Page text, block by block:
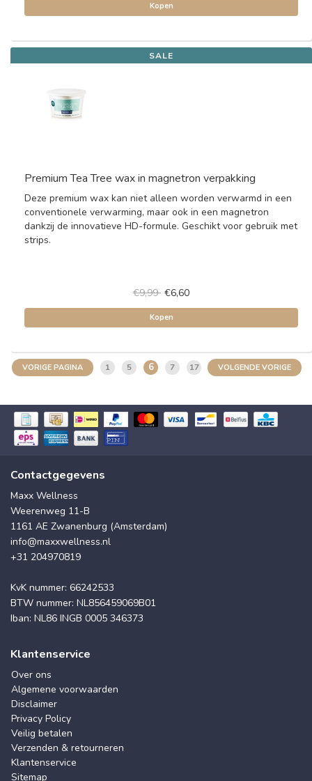
Kopen
SALE
Premium Tea Tree wax in magnetron verpakking
Deze premium wax kan niet alleen worden verwarmd in een
conventionele verwarming, maar ook in een magnetron
dankzij de innovatieve HD-formule. Geschikt voor gebruik met
strips.
€9,99 €6,60
Kopen
VORIGE PAGINA 1 5 6 7 17 VOLGENDE VORIGE
Contactgegevens
Maxx Wellness
Weerenweg 11-B
1161 AE Zwanenburg (Amsterdam)
info@maxxwellness.nl
+31 204970819
KvK nummer: 66242533
BTW nummer: NL856459069B01
Iban: NL86 INGB 0005 346373
Klantenservice
Over ons
Algemene voorwaarden
Disclaimer
Privacy Policy
Veilig betalen
Verzenden & retourneren
Klantenservice
Sitemap